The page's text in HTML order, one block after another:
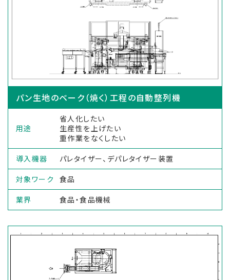
パン生地のベーク（焼く）工程の自動整列機
用途
省人化したい
生産性を上げたい
重作業をなくしたい
導入機器
パレタイザー、デパレタイザー装置
対象ワーク
食品
業界
食品・食品機械